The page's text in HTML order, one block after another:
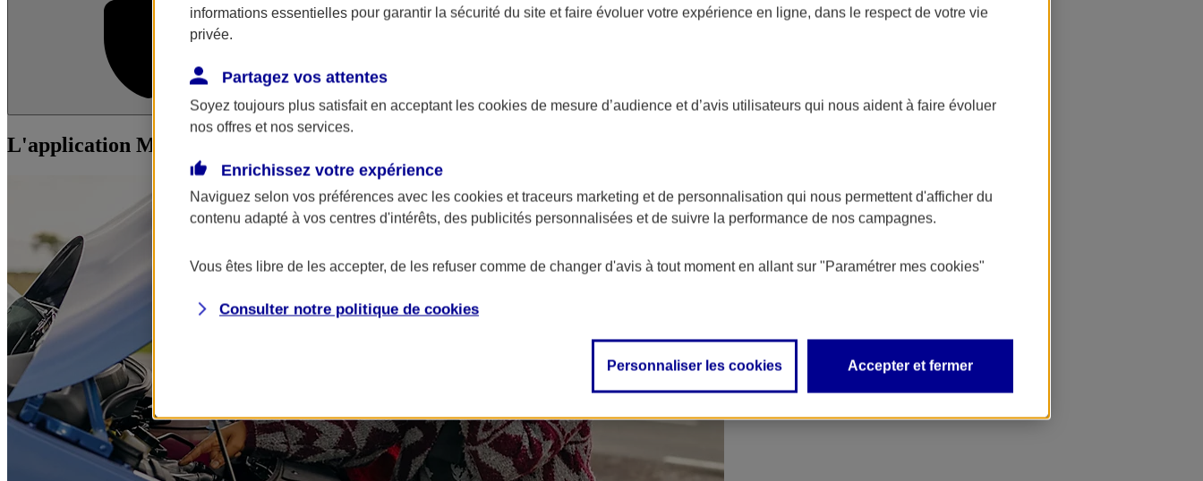
L'application Mon AXA Assurance L'application AXA Banque
L'application Mon AXA Assurance, tous vos contrats en poche !
informations essentielles pour garantir la sécurité du site et faire évoluer votre expérience en ligne, dans le respect de votre vie
privée.
Partagez vos attentes
Soyez toujours plus satisfait en acceptant les cookies de mesure d’audience et d’avis utilisateurs qui nous aident à faire évoluer
nos offres et nos services.
Enrichissez votre expérience
Naviguez selon vos préférences avec les cookies et traceurs marketing et de personnalisation qui nous permettent d'afficher du
contenu adapté à vos centres d'intérêts, des publicités personnalisées et de suivre la performance de nos campagnes.
Vous êtes libre de les accepter, de les refuser comme de changer d'avis à tout moment en allant sur "Paramétrer mes cookies"
Consulter notre politique de cookies
Personnaliser les cookies Accepter et fermer